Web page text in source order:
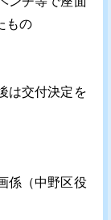
もの
は交付決定を
係（中野区役